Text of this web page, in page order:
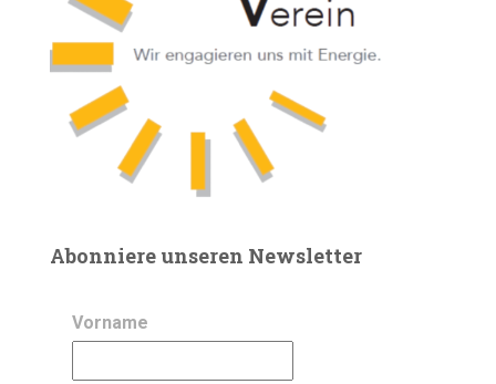
Abonniere unseren Newsletter
Vorname